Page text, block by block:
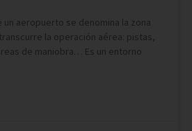
un aeropuerto se denomina la zona
la operación aérea: pistas,
de maniobra… Es un entorno